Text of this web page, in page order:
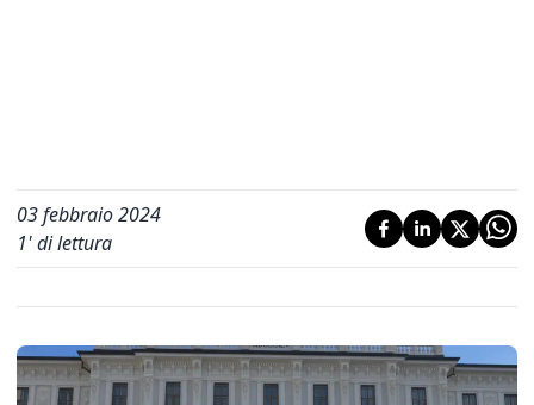
03 febbraio 2024
1' di lettura